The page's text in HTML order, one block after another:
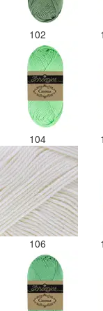
102
104
106